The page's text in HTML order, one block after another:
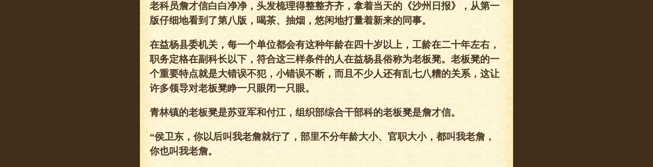
老科员詹才信白白净净，头发梳理得整整齐齐，拿着当天的《沙州日报》，从第一
版仔细地看到了第八版，喝茶、抽烟，悠闲地打量着新来的同事。
在益杨县委机关，每一个单位都会有这种年龄在四十岁以上，工龄在二十年左右，
职务定格在副科长以下，符合这三样条件的人在益杨县俗称为老板凳。老板凳的一
个重要特点就是大错误不犯，小错误不断，而且不少人还有乱七八糟的关系，这让
许多领导对老板凳睁一只眼闭一只眼。
青林镇的老板凳是苏亚军和付江，组织部综合干部科的老板凳是詹才信。
“侯卫东，你以后叫我老詹就行了，部里不分年龄大小、官职大小，都叫我老詹，
你也叫我老詹。